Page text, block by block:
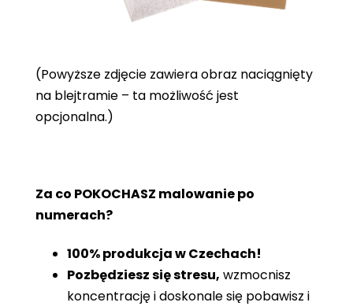
(Powyższe zdjęcie zawiera obraz naciągnięty
na blejtramie – ta możliwość jest
opcjonalna.)
Za co POKOCHASZ malowanie po
numerach?
100% produkcja w Czechach!
Pozbędziesz się stresu, wzmocnisz
koncentrację i doskonale się pobawisz i